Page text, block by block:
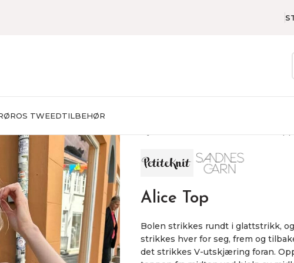
TWEEDTILBEHØR
Alice Top
Bolen strikkes rundt i glattstrikk,
strikkes hver for seg, frem og
det strikkes V-utskjæring foran.